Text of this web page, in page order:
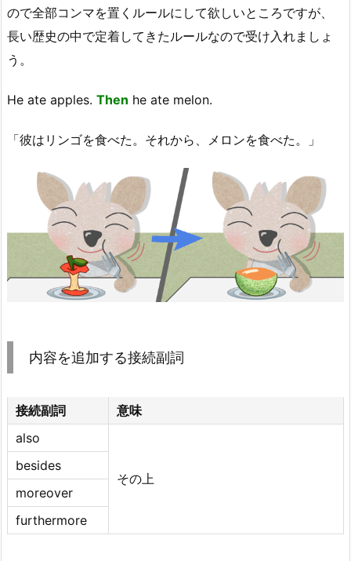
ので全部コンマを置くルールにして欲しいところですが、
長い歴史の中で定着してきたルールなので受け入れましょ
う。
He ate apples. Then he ate melon.
「彼はリンゴを食べた。それから、メロンを食べた。」
内容を追加する接続副詞
接続副詞
意味
also
その上
besides
moreover
furthermore